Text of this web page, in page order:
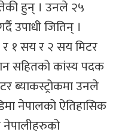
हुन् । उनले २५
उपाधी जितिन् ।
र १ सय र २ सय मिटर
सहितको कांस्य पदक
ब्याकस्ट्रोकमा उनले
नेपालको ऐतिहासिक